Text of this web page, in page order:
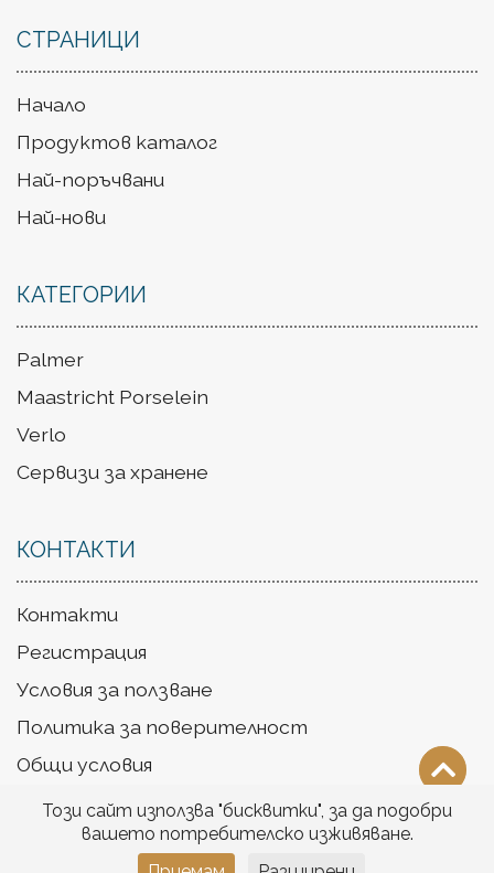
СТРАНИЦИ
Начало
Продуктов каталог
Най-поръчвани
Най-нови
КАТЕГОРИИ
Palmer
Maastricht Porselein
Verlo
Сервизи за хранене
КОНТАКТИ
Контакти
Регистрация
Условия за ползване
Политика за поверителност
Общи условия
Доставка
Този сайт използва "бисквитки", за да подобри
вашето потребителско изживяване.